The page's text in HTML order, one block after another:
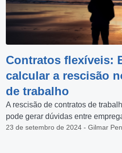
Contratos flexíveis:
calcular a rescisão
de trabalho
A rescisão de contratos de
pode gerar dúvidas entre
23 de setembro de 2024 - Gilmar